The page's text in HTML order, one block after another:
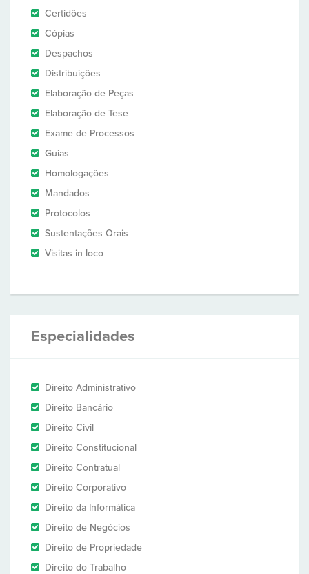
Certidões
Cópias
Despachos
Distribuições
Elaboração de Peças
Elaboração de Tese
Exame de Processos
Guias
Homologações
Mandados
Protocolos
Sustentações Orais
Visitas in loco
Especialidades
Direito Administrativo
Direito Bancário
Direito Civil
Direito Constitucional
Direito Contratual
Direito Corporativo
Direito da Informática
Direito de Negócios
Direito de Propriedade
Direito do Trabalho